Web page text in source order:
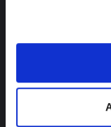
de 8h à